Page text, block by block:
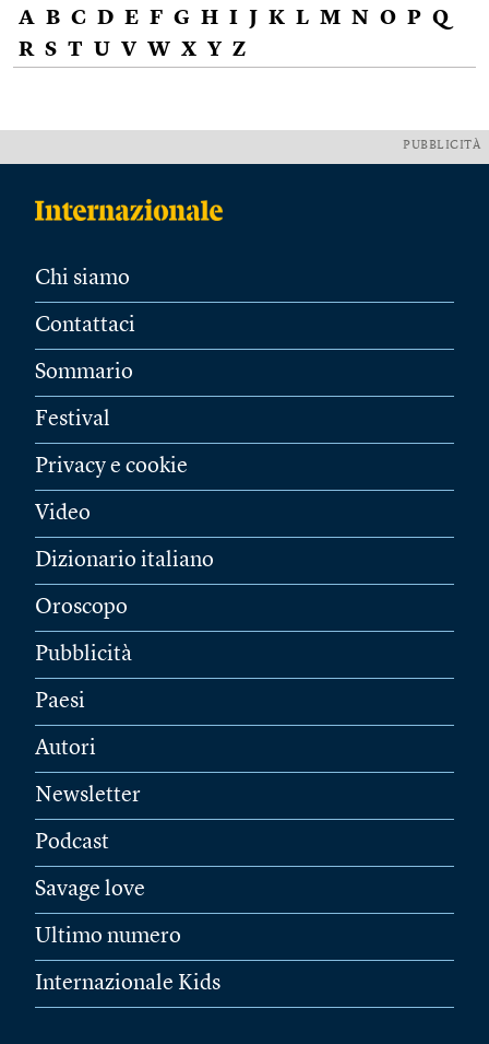
A B C D E F G H I J K L M N O P Q
R S T U V W X Y Z
PUBBLICITÀ
Chi siamo
Contattaci
Sommario
Festival
Privacy e cookie
Video
Dizionario italiano
Oroscopo
Pubblicità
Paesi
Autori
Newsletter
Podcast
Savage love
Ultimo numero
Internazionale Kids